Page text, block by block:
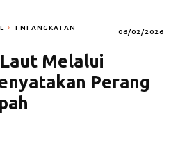
TNI ANGKATAN
06/02/2026
Melalui
Perang